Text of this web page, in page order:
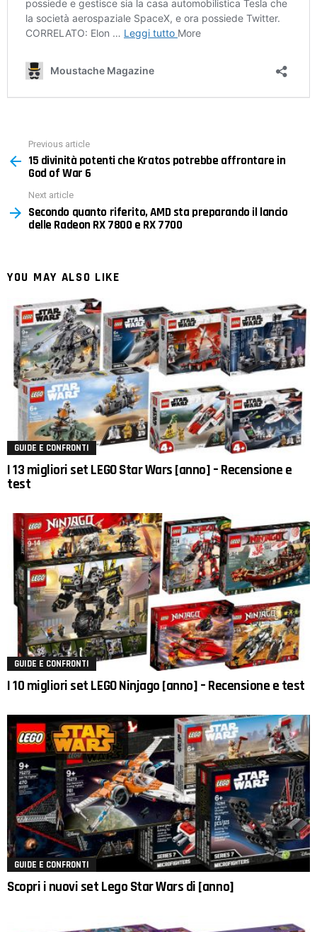
more
Previous article
15 divinità potenti che Kratos potrebbe affrontare in
God of War 6
Next article
Secondo quanto riferito, AMD sta preparando il lancio
delle Radeon RX 7800 e RX 7700
YOU MAY ALSO LIKE
GUIDE E CONFRONTI
I 13 migliori set LEGO Star Wars [anno] – Recensione e
test
GUIDE E CONFRONTI
I 10 migliori set LEGO Ninjago [anno] – Recensione e test
GUIDE E CONFRONTI
Scopri i nuovi set Lego Star Wars di [anno]